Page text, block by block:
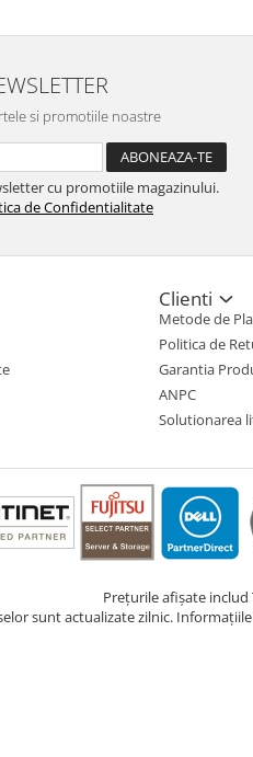
si promotiile noastre
cu promotiile magazinului.
de Confidentialitate
Clienti
Metode de
Politica de
Garantia
ANPC
Solutionarea
Prețurile afișate includ
sunt actualizate zilnic.